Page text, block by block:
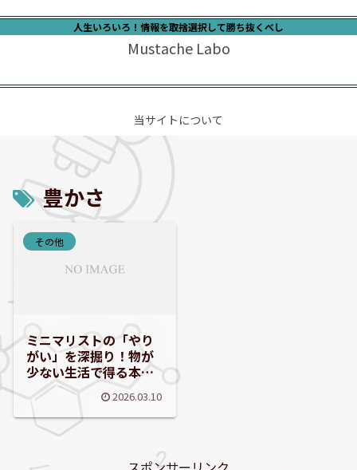
人生いろいろ！情報を取捨選択して勝ち抜くべし
Mustache Labo
当サイトについて
豊かさ
その他
ミニマリストの「やり
がい」を深掘り！物が
少ない生活で得る本当
の豊かさとは？ 2026.03.10